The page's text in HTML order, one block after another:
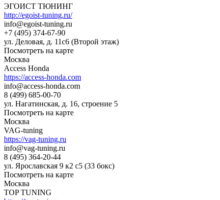
ЭГОИСТ ТЮНИНГ
http://egoist-tuning.ru/
info@egoist-tuning.ru
+7 (495) 374-67-90
ул. Деловая, д. 11с6 (Второй этаж)
Посмотреть на карте
Москва
Access Honda
https://access-honda.com
info@access-honda.com
8 (499) 685-00-70
ул. Нагатинская, д. 16, строение 5
Посмотреть на карте
Москва
VAG-tuning
https://vag-tuning.ru
info@vag-tuning.ru
8 (495) 364-20-44
ул. Ярославская 9 к2 с5 (33 бокс)
Посмотреть на карте
Москва
TOP TUNING